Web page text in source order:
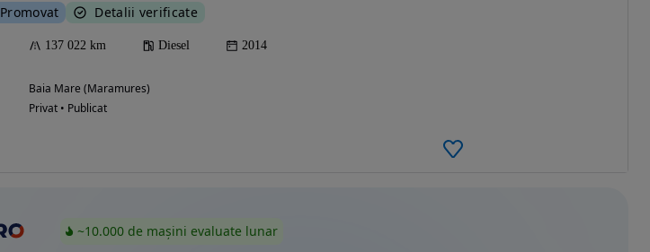
Eligibil pentru
Promovat Detalii verificate
137 022 km Diesel 2014
Baia Mare (Maramures)
Privat • Publicat
~10.000 de mașini evaluate lunar